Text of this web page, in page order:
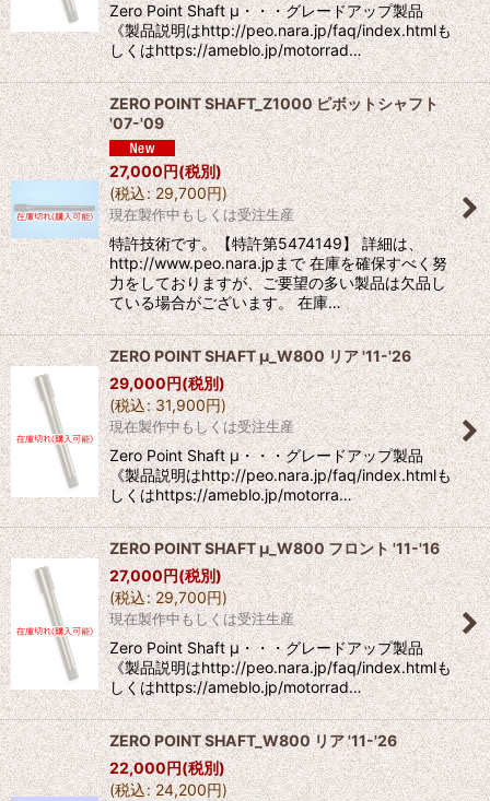
Zero Point Shaft μ・・・グレードアップ製品
《製品説明はhttp://peo.nara.jp/faq/index.htmlも
しくはhttps://ameblo.jp/motorrad…
ZERO POINT SHAFT_Z1000 ピボットシャフト
'07-'09
27,000円(税別)
(税込: 29,700円)
現在製作中もしくは受注生産
特許技術です。【特許第5474149】 詳細は、
http://www.peo.nara.jpまで 在庫を確保すべく努
力をしておりますが、ご要望の多い製品は欠品し
ている場合がございます。 在庫…
ZERO POINT SHAFT μ_W800 リア '11-'26
29,000円(税別)
(税込: 31,900円)
現在製作中もしくは受注生産
Zero Point Shaft μ・・・グレードアップ製品
《製品説明はhttp://peo.nara.jp/faq/index.htmlも
しくはhttps://ameblo.jp/motorra…
ZERO POINT SHAFT μ_W800 フロント '11-'16
27,000円(税別)
(税込: 29,700円)
現在製作中もしくは受注生産
Zero Point Shaft μ・・・グレードアップ製品
《製品説明はhttp://peo.nara.jp/faq/index.htmlも
しくはhttps://ameblo.jp/motorrad…
ZERO POINT SHAFT_W800 リア '11-'26
22,000円(税別)
(税込: 24,200円)